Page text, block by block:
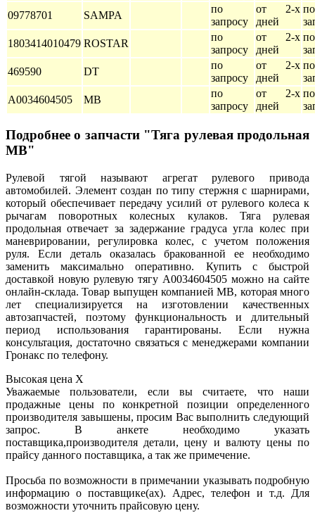
09778701
SAMPA
по
запросу
от 2-х
дней
по
1803414010479 ROSTAR
по
запросу
от 2-х
дней
по
469590
DT
по
запросу
от 2-х
дней
по
A0034604505
MB
по
запросу
от 2-х
дней
по
Подробнее о запчасти "Тяга рулевая продольная
MB"
Рулевой тягой называют агрегат рулевого привода
автомобилей. Элемент создан по типу стержня с шарнирами,
который обеспечивает передачу усилий от рулевого колеса к
рычагам поворотных колесных кулаков. Тяга рулевая
продольная отвечает за задержание градуса угла колес при
маневрировании, регулировка колес, с учетом положения
руля. Если деталь оказалась бракованной ее необходимо
заменить максимально оперативно. Купить с быстрой
доставкой новую рулевую тягу A0034604505 можно на сайте
онлайн-склада. Товар выпущен компанией MB, которая много
лет специализируется на изготовлении качественных
автозапчастей, поэтому функциональность и длительный
период использования гарантированы. Если нужна
консультация, достаточно связаться с менеджерами компании
Гронакс по телефону.
Высокая цена X
Уважаемые пользователи, если вы считаете, что наши
продажные цены по конкретной позиции определенного
производителя завышены, просим Вас выполнить следующий
запрос. В анкете необходимо указать
поставщика,производителя детали, цену и валюту цены по
прайсу данного поставщика, а так же примечение.
Просьба по возможности в примечании указывать подробную
информацию о поставщике(ах). Адрес, телефон и т.д. Для
возможности уточнить прайсовую цену.